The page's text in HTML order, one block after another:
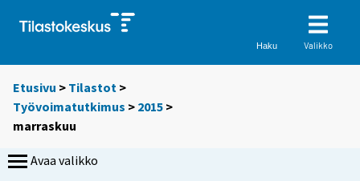
Haku Valikko
Etusivu > Tilastot >
Työvoimatutkimus > 2015 >
marraskuu
Avaa valikko